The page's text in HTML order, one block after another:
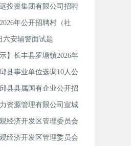
投资集团有限公司招聘
年公开招聘村（社
六安辅警面试题
】长丰县罗塘镇2026年
县事业单位选调10人公
县县属国有企业公开招
资源管理有限公司宣城
经济开发区管理委员会
经济开发区管理委员会